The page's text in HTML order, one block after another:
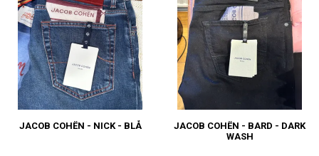
JACOB COHËN - NICK - BLÅ
JACOB COHËN - BARD - DARK
WASH